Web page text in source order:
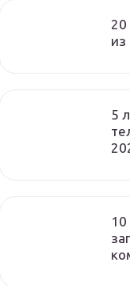
20
из
5